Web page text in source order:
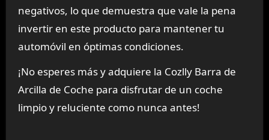
negativos, lo que demuestra que vale la pena
invertir en este producto para mantener tu
automóvil en óptimas condiciones.
¡No esperes más y adquiere la Cozlly Barra de
Arcilla de Coche para disfrutar de un coche
limpio y reluciente como nunca antes!